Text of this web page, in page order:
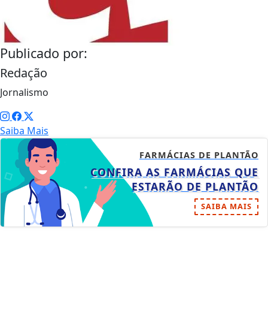
Publicado por:
Redação
Jornalismo
Saiba Mais
FARMÁCIAS DE PLANTÃO
CONFIRA AS FARMÁCIAS QUE
ESTARÃO DE PLANTÃO
SAIBA MAIS